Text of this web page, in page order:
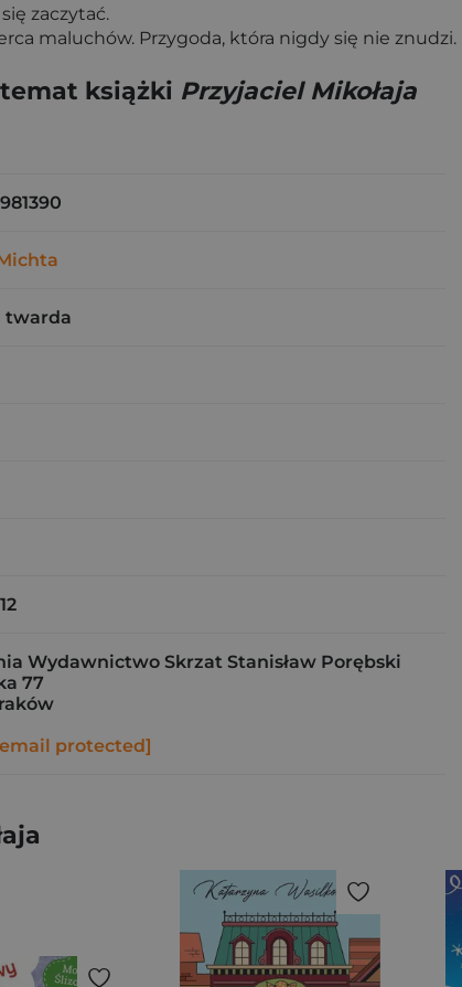
zaczytać.
maluchów. Przygoda, która nigdy się nie znudzi.
książki Przyjaciel Mikołaja
twarda
Wydawnictwo Skrzat Stanisław Porębski
77
protected]